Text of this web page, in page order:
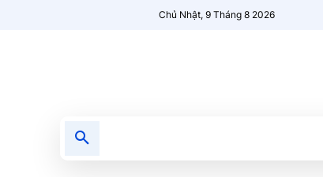
Chủ Nhật, 9 Tháng 8 2026